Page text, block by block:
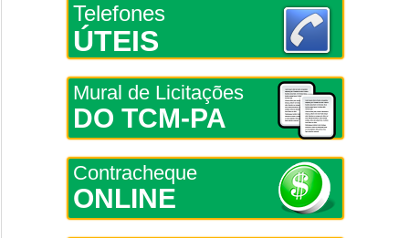
Telefones
ÚTEIS
Mural de Licitações
DO TCM-PA
Contracheque
ONLINE